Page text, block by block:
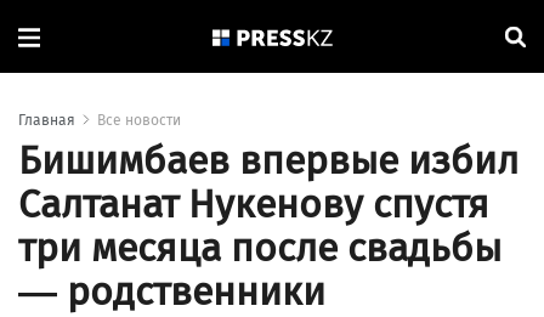
Главная Все новости
Бишимбаев впервые избил
Салтанат Нукенову спустя
три месяца после свадьбы
— родственники